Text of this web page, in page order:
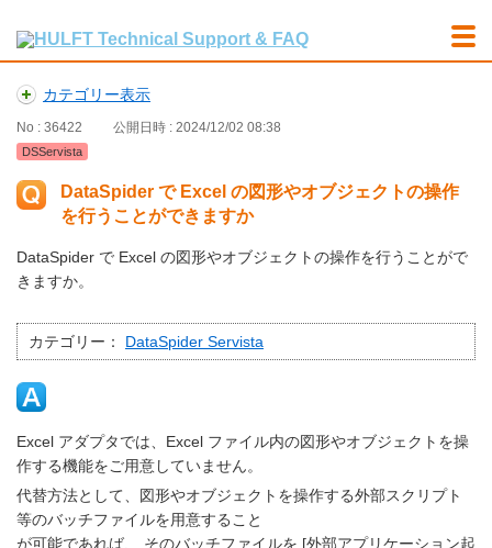
カテゴリー表示
No : 36422 公開日時 : 2024/12/02 08:38
DSServista
DataSpider で Excel の図形やオブジェクトの操作
を行うことができますか
DataSpider で Excel の図形やオブジェクトの操作を行うことがで
きますか。
カテゴリー： DataSpider Servista
Excel アダプタでは、Excel ファイル内の図形やオブジェクトを操
作する機能をご用意していません。
代替方法として、図形やオブジェクトを操作する外部スクリプト
等のバッチファイルを用意すること
が可能であれば、 そのバッチファイルを [外部アプリケーション起